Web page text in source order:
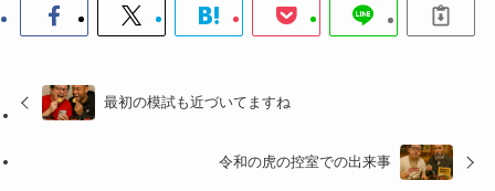
最初の模試も近づいてますね
令和の虎の控室での出来事